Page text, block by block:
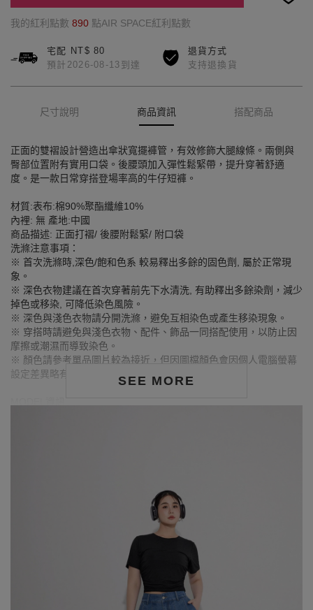
我的紅利點數 890 點AIR SPACE紅利點數
宅配 NT$ 80
預計2026-08-13到達
退貨方式
支持退換貨
尺寸說明 商品資訊 搭配商品
SEE MORE
正面的雙褶設計營造出傘狀寬擺褲管，有效修飾大腿線條。兩側與
臀部位置附有實用口袋。後腰頭加入彈性鬆緊帶，提升穿著舒適
度。是一款日常穿搭登場率高的牛仔短褲。
材質:表布:棉90%聚酯纖維10%
內裡: 無 產地:中國
商品描述: 正面打褶/ 後腰附鬆緊/ 附口袋
洗滌注意事項：
※ 首次洗滌時,深色/飽和色系 較易釋出多餘的固色劑, 屬於正常現
象。
※ 深色衣物建議在首次穿著前先下水清洗, 有助釋出多餘染劑，減少
掉色或移染, 可降低染色風險。
※ 深色與淺色衣物請分開洗滌，避免互相染色或產生移染現象。
※ 穿搭時請避免與淺色衣物、配件、飾品一同搭配使用，以防止因
摩擦或潮濕而導致染色。
※ 顏色請參考單品圖片較為接近，但因圖檔顏色會因個人電腦螢幕
設定差異略有不同，請以實際商品顏色為準。